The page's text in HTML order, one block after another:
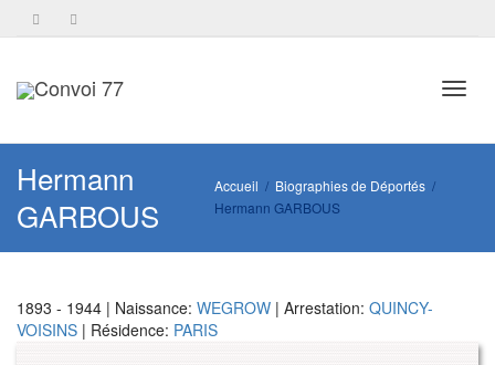
Hermann
GARBOUS
Accueil
Biographies de Déportés
Hermann GARBOUS
1893 - 1944 | Naissance: WEGROW | Arrestation: QUINCY-
VOISINS | Résidence: PARIS